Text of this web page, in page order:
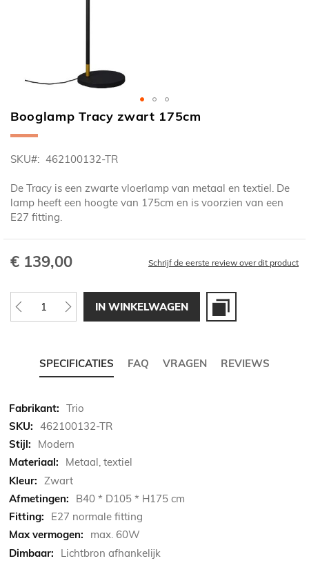
Ga
naar
begin
de
afbeeldingen-
gallerij
Booglamp Tracy zwart 175cm
SKU 462100132-TR
De Tracy is een zwarte vloerlamp van metaal en textiel. De
lamp heeft een hoogte van 175cm en is voorzien van een
E27 fitting.
€ 139,00 Schrijf de eerste review over dit product
IN WINKELWAGEN
SPECIFICATIES FAQ VRAGEN REVIEWS
Meer
informatie
Trio
462100132-TR
Modern
Metaal, textiel
Zwart
B40 * D105 * H175 cm
E27 normale fitting
max. 60W
Lichtbron afhankelijk